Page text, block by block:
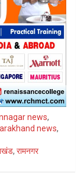
news,
news,
, रामनगर